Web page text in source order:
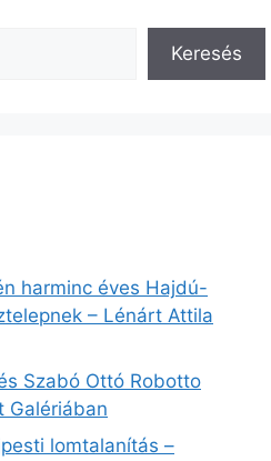
Keresés
harminc éves Hajdú-
– Lénárt Attila
Szabó Ottó Robotto
Galériában
lomtalanítás –